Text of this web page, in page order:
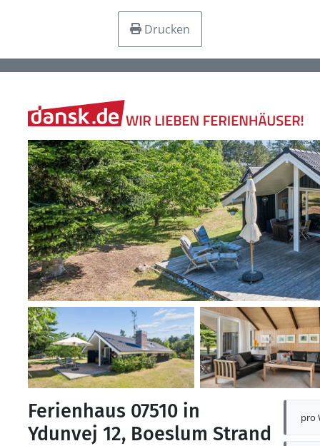
Drucken
pro
Ferienhaus 07510 in
Ydunvej 12, Boeslum Strand